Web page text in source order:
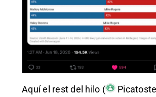
Aquí el rest del hilo ( Picatoste